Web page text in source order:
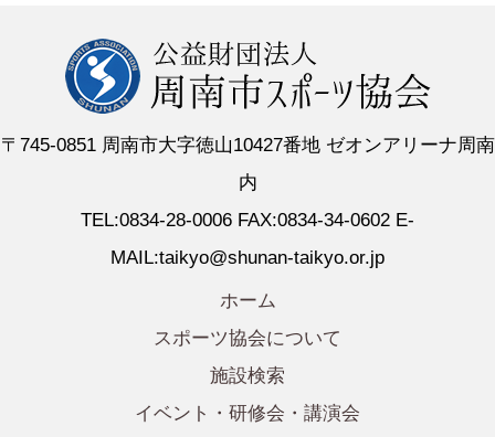
〒745-0851 周南市大字徳山10427番地 ゼオンアリーナ周南
内
TEL:0834-28-0006 FAX:0834-34-0602 E-
MAIL:taikyo@shunan-taikyo.or.jp
ホーム
スポーツ協会について
施設検索
イベント・研修会・講演会